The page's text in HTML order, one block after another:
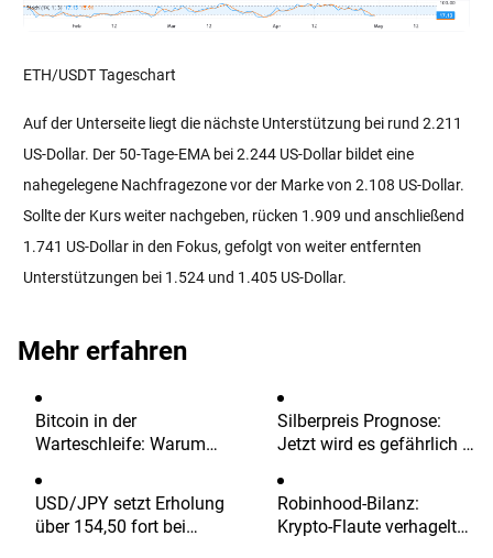
ETH/USDT Tageschart
Auf der Unterseite liegt die nächste Unterstützung bei rund 2.211
US-Dollar. Der 50-Tage-EMA bei 2.244 US-Dollar bildet eine
nahegelegene Nachfragezone vor der Marke von 2.108 US-Dollar.
Sollte der Kurs weiter nachgeben, rücken 1.909 und anschließend
1.741 US-Dollar in den Fokus, gefolgt von weiter entfernten
Unterstützungen bei 1.524 und 1.405 US-Dollar.
Mehr erfahren
Bitcoin in der
Warteschleife: Warum
Ausbruch noch auf sich
warten könnte
Silberpreis Prognose:
Jetzt wird es gefährlich –
nächsten Rutsch stehen
könnte
USD/JPY setzt Erholung
über 154,50 fort bei
Robinhood-Bilanz:
Krypto-Flaute verhagelt